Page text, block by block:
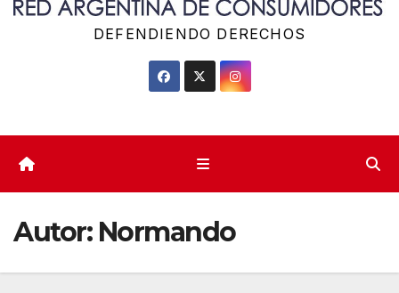
DEFENDIENDO DERECHOS
Autor: Normando